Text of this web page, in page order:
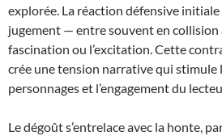
explorée. La réaction défensive
jugement — entre souvent en collision
fascination ou l’excitation. Cette
crée une tension narrative qui stimule
personnages et l’engagement du
Le dégoût s’entrelace avec la honte,